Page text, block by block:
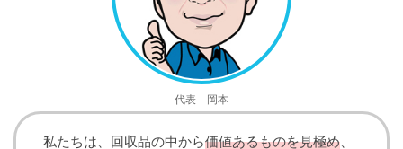
代表 岡本
私たちは、回収品の中から価値あるものを見極め